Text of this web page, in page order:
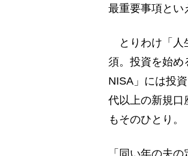
最重要事項とい
とりわけ「人
須。投資を始め
NISA」には投
代以上の新規口
もそのひとり。